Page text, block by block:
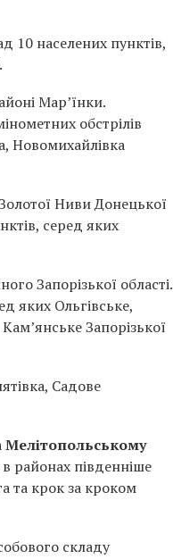
10 населених пунктів,
Мар’їнки.
обстрілів
Новомихайлівка
Ниви Донецької
серед яких
Запорізької області.
яких Ольгівське,
Запорізької
Садове
Мелітопольському
районах південніше
та крок за кроком
складу